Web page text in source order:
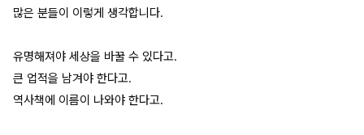
많은 분들이 이렇게 생각합니다.
유명해져야 세상을 바꿀 수 있다고.
큰 업적을 남겨야 한다고.
역사책에 이름이 나와야 한다고.